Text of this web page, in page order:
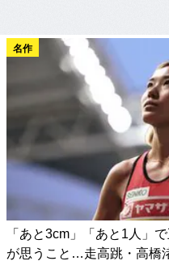
名作
「あと3cm」「あと1人」
が思うこと…走高跳・高橋